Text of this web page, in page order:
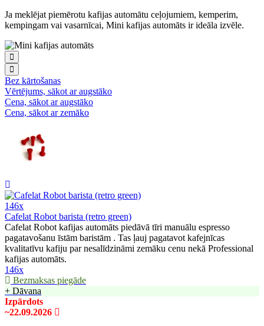
Ja meklējat piemērotu kafijas automātu ceļojumiem, kemperim,
kempingam vai vasarnīcai, Mini kafijas automāts ir ideāla izvēle.
Bez kārtošanas
Vērtējums, sākot ar augstāko
Cena, sākot ar augstāko
Cena, sākot ar zemāko
146x
Cafelat Robot barista (retro green)
Cafelat Robot kafijas automāts piedāvā tīri manuālu espresso
pagatavošanu īstām baristām . Tas ļauj pagatavot kafejnīcas
kvalitatīvu kafiju par nesalīdzināmi zemāku cenu nekā Professional
kafijas automāts.
146x
Bezmaksas piegāde
+ Dāvana
Izpārdots
~22.09.2026